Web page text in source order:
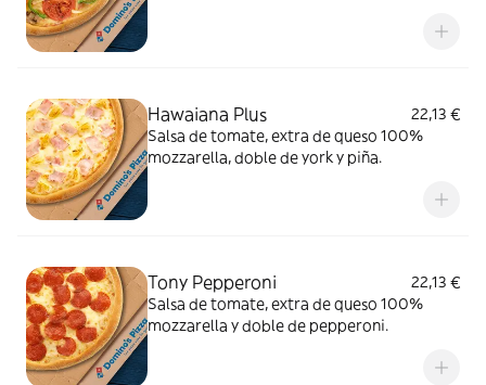
Hawaiana Plus
22,13 €
Salsa de tomate, extra de queso 100%
mozzarella, doble de york y piña.
Tony Pepperoni
22,13 €
Salsa de tomate, extra de queso 100%
mozzarella y doble de pepperoni.